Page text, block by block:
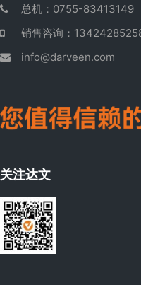
总机：0755-83413149
销售咨询：
info@darveen.com
关注达文